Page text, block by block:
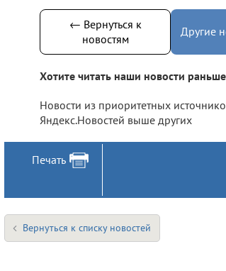
← Вернуться к
новостям
Другие
Хотите читать наши новости
Новости из приоритетных
Яндекс.Новостей выше других
Печать
Вернуться к списку новостей